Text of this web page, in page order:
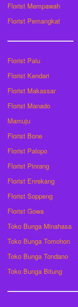
Florist Mempawah
Florist Pemangkat
Florist Palu
Florist Kendari
Florist Makassar
Florist Manado
Mamuju
Florist Bone
Florist Palopo
Florist Pinrang
Florist Enrekang
Florist Soppeng
Florist Gowa
Toko Bunga Minahasa
Toko Bunga Tomohon
Toko Bunga Tondano
Toko Bunga Bitung